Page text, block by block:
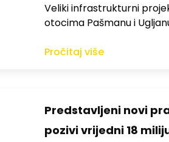
Veliki infrastrukturni
otocima Pašmanu i
Pročitaj više
Predstavljeni novi
pozivi vrijedni 18